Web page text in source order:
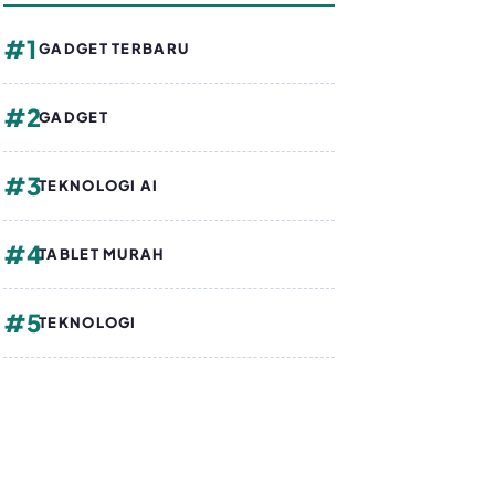
#1GADGET TERBARU
#2GADGET
#3TEKNOLOGI AI
#4TABLET MURAH
#5TEKNOLOGI